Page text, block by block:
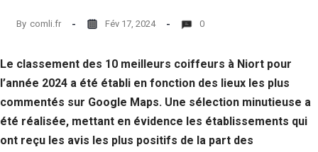
By comli.fr Fév 17, 2024 0
Le classement des 10 meilleurs coiffeurs à Niort pour
l’année 2024 a été établi en fonction des lieux les plus
commentés sur Google Maps. Une sélection minutieuse a
été réalisée, mettant en évidence les établissements qui
ont reçu les avis les plus positifs de la part des